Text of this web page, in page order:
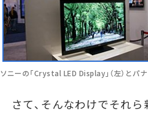
ソニーの「Crystal LED Display」（左）とパ
さて、そんなわけでそれ